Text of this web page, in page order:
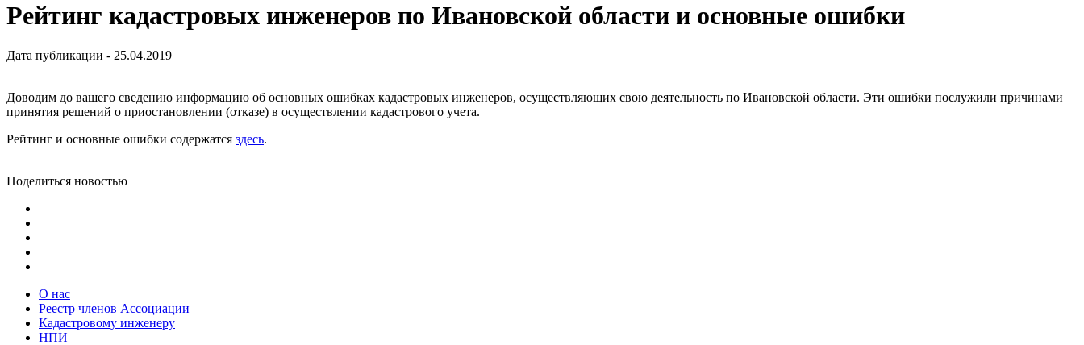
Рейтинг кадастровых инженеров по Ивановской области и основные ошибки
Дата публикации - 25.04.2019
Доводим до вашего сведению информацию об основных ошибках кадастровых инженеров, осуществляющих свою деятельность по Ивановской области. Эти ошибки послужили причинами
принятия решений о приостановлении (отказе) в осуществлении кадастрового учета.
Рейтинг и основные ошибки содержатся здесь.
Поделиться новостью
О нас
Реестр членов Ассоциации
Кадастровому инженеру
НПИ